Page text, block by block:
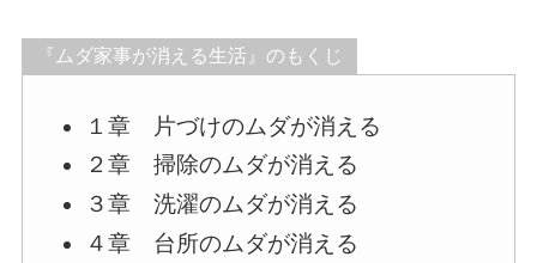
『ムダ家事が消える生活』のもくじ
１章 片づけのムダが消える
２章 掃除のムダが消える
３章 洗濯のムダが消える
４章 台所のムダが消える